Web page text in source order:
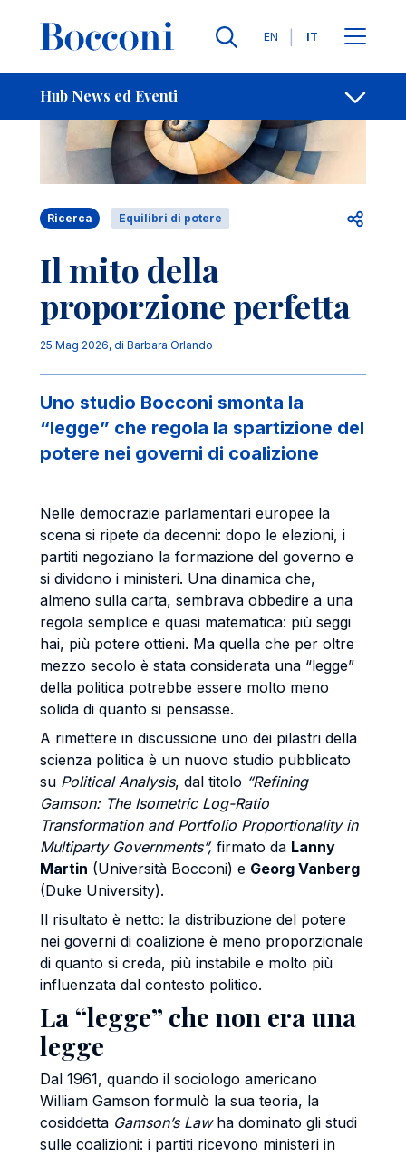
Lingue
EN IT
Hub News ed Eventi
Briciole di pane
Ricerca Equilibri di potere Apri
Il mito della
proporzione perfetta
25 Mag 2026, di Barbara Orlando
Uno studio Bocconi smonta la
“legge” che regola la spartizione del
potere nei governi di coalizione
Nelle democrazie parlamentari europee la
scena si ripete da decenni: dopo le elezioni, i
partiti negoziano la formazione del governo e
si dividono i ministeri. Una dinamica che,
almeno sulla carta, sembrava obbedire a una
regola semplice e quasi matematica: più seggi
hai, più potere ottieni. Ma quella che per oltre
mezzo secolo è stata considerata una “legge”
della politica potrebbe essere molto meno
solida di quanto si pensasse.
A rimettere in discussione uno dei pilastri della
scienza politica è un nuovo studio pubblicato
su Political Analysis, dal titolo “Refining
Gamson: The Isometric Log-Ratio
Transformation and Portfolio Proportionality in
Multiparty Governments”, firmato da Lanny
Martin (Università Bocconi) e Georg Vanberg
(Duke University).
Il risultato è netto: la distribuzione del potere
nei governi di coalizione è meno proporzionale
di quanto si creda, più instabile e molto più
influenzata dal contesto politico.
La “legge” che non era una
legge
Dal 1961, quando il sociologo americano
William Gamson formulò la sua teoria, la
cosiddetta Gamson’s Lawha dominato gli studi
sulle coalizioni: i partiti ricevono ministeri in